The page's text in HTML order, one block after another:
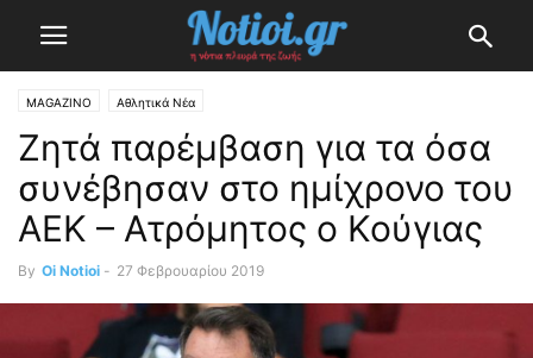
MAGAZINO Αθλητικά Νέα
Ζητά παρέμβαση για τα όσα
συνέβησαν στο ημίχρονο του
ΑΕΚ – Ατρόμητος ο Κούγιας
By Oi Notioi - 27 Φεβρουαρίου 2019